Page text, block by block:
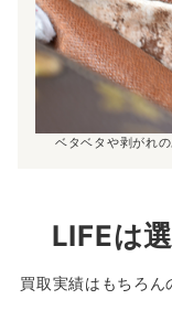
ベタベタや剥がれ
LIFEは
買取実績はもちろん